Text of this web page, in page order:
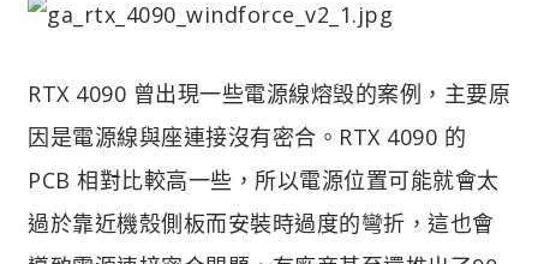
RTX 4090 曾出現一些電源線熔毁的案例，主要原
因是電源線與座連接沒有密合。RTX 4090 的
PCB 相對比較高一些，所以電源位置可能就會太
過於靠近機殼側板而安裝時過度的彎折，這也會